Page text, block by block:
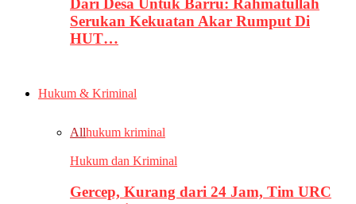
Serukan Kekuatan Akar Rumput Di
HUT…
Hukum & Kriminal
Allhukum kriminal
Hukum dan Kriminal
Gercep, Kurang dari 24 Jam, Tim URC